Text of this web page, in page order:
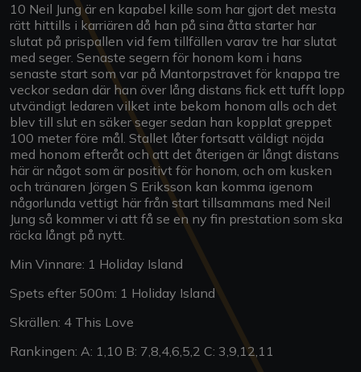
10 Neil Jung är en kapabel kille som har gjort det mesta
rätt hittills i karriären då han på sina åtta starter har
slutat på prispallen vid fem tillfällen varav tre har slutat
med seger. Senaste segern för honom kom i hans
senaste start som var på Mantorpstravet för knappa tre
veckor sedan där han över lång distans fick ett tufft lopp
utvändigt ledaren vilket inte bekom honom alls och det
blev till slut en säker seger sedan han kopplat greppet
100 meter före mål. Stallet låter fortsatt väldigt nöjda
med honom efteråt och att det återigen är långt distans
här är något som är positivt för honom, och om kusken
och tränaren Jörgen S Eriksson kan komma igenom
någorlunda vettigt här från start tillsammans med Neil
Jung så kommer vi att få se en ny fin prestation som ska
räcka långt på nytt.
Min Vinnare: 1 Holiday Island
Spets efter 500m: 1 Holiday Island
Skrällen: 4 This Love
Rankingen: A: 1,10 B: 7,8,4,6,5,2 C: 3,9,12,11